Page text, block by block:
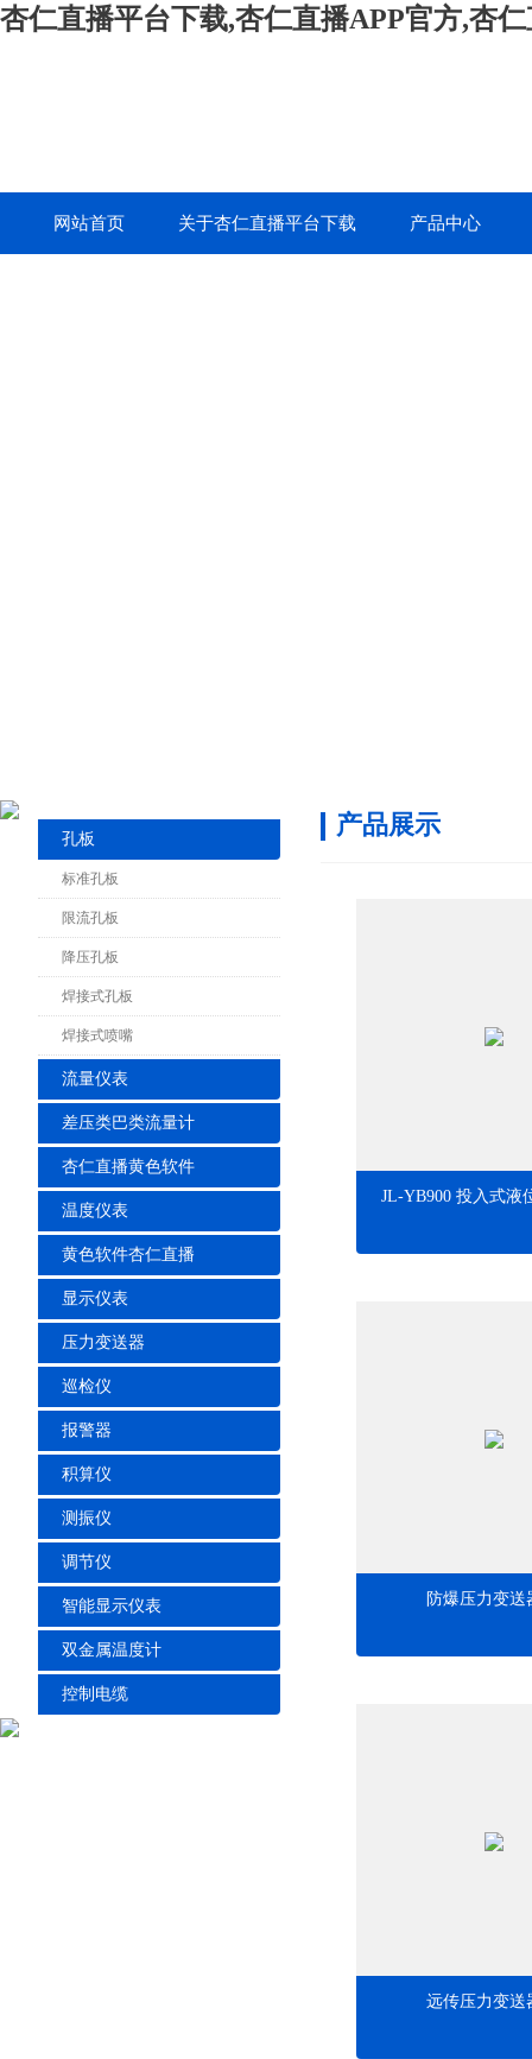
杏仁直播平台下载,杏仁直播APP官方,杏
网站首页 关于杏仁直播平台下载 产品中心
孔板
标准孔板
限流孔板
降压孔板
焊接式孔板
焊接式喷嘴
流量仪表
差压类巴类流量计
杏仁直播黄色软件
温度仪表
黄色软件杏仁直播
显示仪表
压力变送器
巡检仪
报警器
积算仪
测振仪
调节仪
智能显示仪表
双金属温度计
控制电缆
产品展示
JL-YB900 投入式液
防爆压力变送
远传压力变送